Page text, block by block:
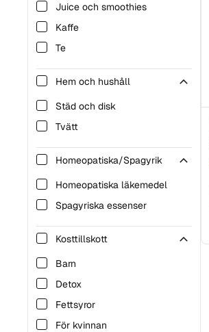
Juice och smoothies
Kaffe
Te
Hem och hushåll
Städ och disk
Tvätt
Homeopatiska/Spagyrik
Homeopatiska läkemedel
Spagyriska essenser
Kosttillskott
Barn
Detox
Fettsyror
För kvinnan